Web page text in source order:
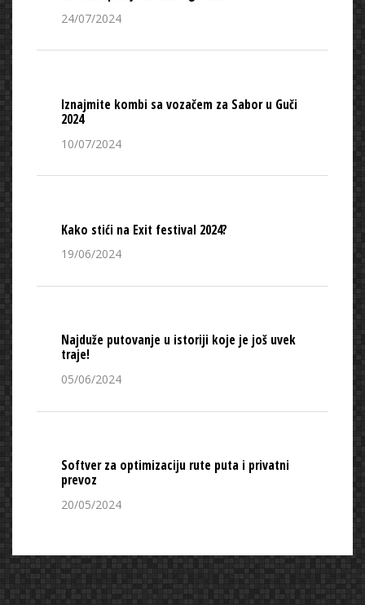
24/07/2024
Iznajmite kombi sa vozačem za Sabor u Guči
2024
10/07/2024
Kako stići na Exit festival 2024?
19/06/2024
Najduže putovanje u istoriji koje je još uvek
traje!
05/06/2024
Softver za optimizaciju rute puta i privatni
prevoz
20/05/2024